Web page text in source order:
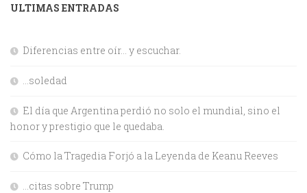
ULTIMAS ENTRADAS
Diferencias entre oír… y escuchar.
…soledad
El día que Argentina perdió no solo el mundial, sino el
honor y prestigio que le quedaba.
Cómo la Tragedia Forjó a la Leyenda de Keanu Reeves
…citas sobre Trump